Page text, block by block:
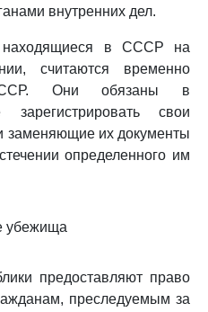
внутренних дел.
находящиеся в СССР на
считаются временно
Они обязаны в
зарегистрировать свои
заменяющие их документы
определенного им
убежища
предоставляют право
преследуемым за